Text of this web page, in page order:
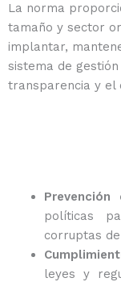
La norma
tamaño y sector
implantar,
sistema de
transparencia y el
políticas
corruptas
leyes y